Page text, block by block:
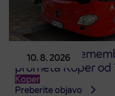
10. 8. 2026
Začasne
prometa Koper od
Koper
Preberite objavo